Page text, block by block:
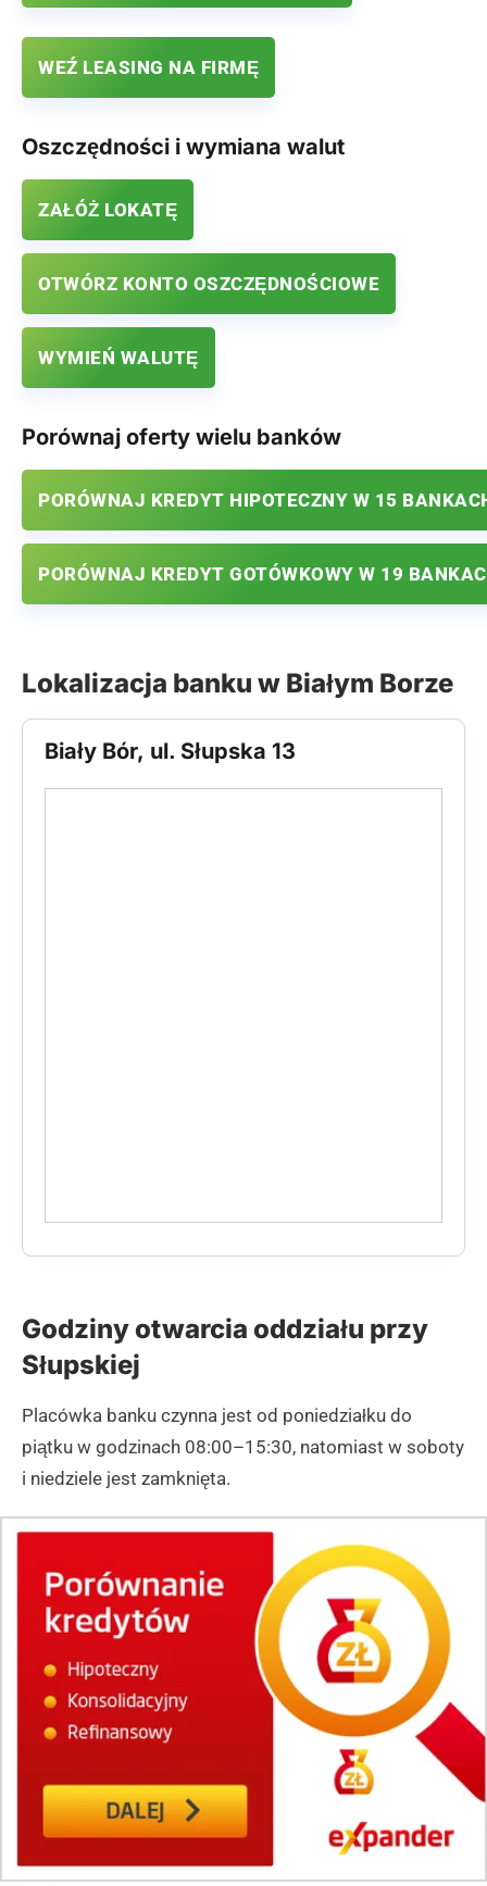
WEŹ LEASING NA FIRMĘ
Oszczędności i wymiana walut
ZAŁÓŻ LOKATĘ
OTWÓRZ KONTO OSZCZĘDNOŚCIOWE
WYMIEŃ WALUTĘ
Porównaj oferty wielu banków
PORÓWNAJ KREDYT HIPOTECZNY W 15
PORÓWNAJ KREDYT GOTÓWKOWY W 19
Lokalizacja banku w Białym Borze
Biały Bór, ul. Słupska 13
Godziny otwarcia oddziału przy
Słupskiej
Placówka banku czynna jest od poniedziałku do
piątku w godzinach 08:00–15:30, natomiast w soboty
i niedziele jest zamknięta.